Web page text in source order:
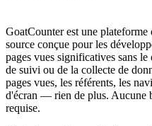
GoatCounter est une
source conçue pour les
pages vues significatives sans
de suivi ou de la collecte de
pages vues, les référents, les
d'écran — rien de plus. Aucune
requise.